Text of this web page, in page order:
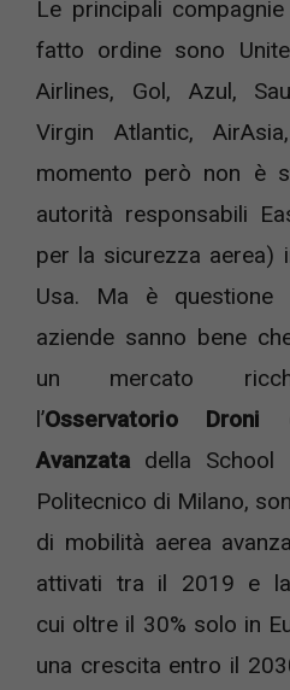
Le principali
fatto ordine sono
Airlines, Gol, Azul,
Virgin Atlantic,
momento però non è
autorità responsabili
per la sicurezza aerea)
Usa. Ma è
aziende sanno bene
un mercato
l’Osservatorio
Avanzata della School
Politecnico di Milano,
di mobilità aerea
attivati tra il 2019 e
cui oltre il 30% solo in
una crescita entro il